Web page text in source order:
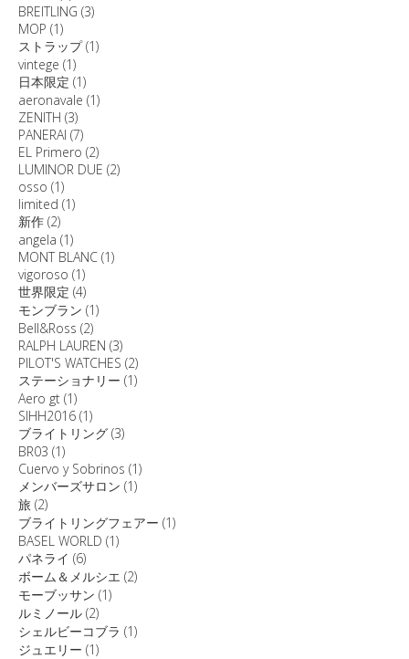
BREITLING (3)
MOP (1)
ストラップ(1)
vintege (1)
日本限定 (1)
aeronavale (1)
ZENITH (3)
PANERAI (7)
EL Primero (2)
LUMINOR DUE (2)
osso (1)
limited (1)
新作 (2)
angela (1)
MONT BLANC (1)
vigoroso (1)
世界限定 (4)
モンブラン (1)
Bell&Ross (2)
RALPH LAUREN (3)
PILOT'S WATCHES (2)
ステーショナリー (1)
Aero gt (1)
SIHH2016 (1)
ブライトリング (3)
BR03 (1)
Cuervo y Sobrinos (1)
メンバーズサロン (1)
旅 (2)
ブライトリングフェアー (1)
BASEL WORLD (1)
パネライ (6)
ボーム＆メルシエ (2)
モーブッサン (1)
ルミノール (2)
シェルビーコブラ (1)
ジュエリー (1)